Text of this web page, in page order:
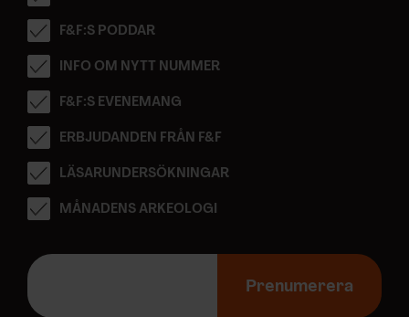
F&F:S PODDAR
INFO OM NYTT NUMMER
F&F:S EVENEMANG
ERBJUDANDEN FRÅN F&F
LÄSARUNDERSÖKNINGAR
MÅNADENS ARKEOLOGI
E
p
Prenumerera